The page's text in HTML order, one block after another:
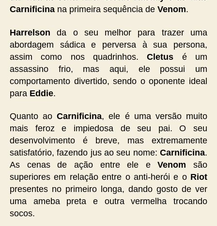
Carnificina na primeira sequência de Venom.
Harrelson da o seu melhor para trazer uma
abordagem sádica e perversa à sua persona,
assim como nos quadrinhos.Cletus é um
assassino frio, mas aqui, ele possui um
comportamento divertido, sendo o oponente ideal
para Eddie.
Quanto aoCarnificina, ele é uma versão muito
mais feroz e impiedosa de seu pai. O seu
desenvolvimento é breve, mas extremamente
satisfatório, fazendo jus ao seu nome: Carnificina.
As cenas de ação entre ele eVenom são
superiores em relação entre o anti-herói e o Riot
presentes no primeiro longa, dando gosto de ver
uma ameba preta e outra vermelha trocando
socos.